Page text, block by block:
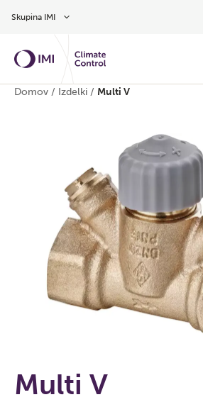
Skupina IMI
Domov / Izdelki / Multi V
Multi V